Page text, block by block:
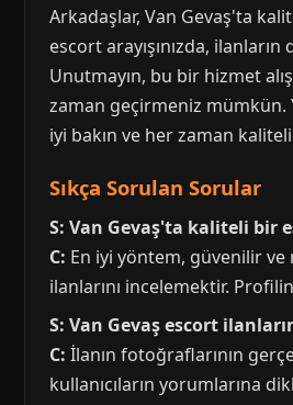
Arkadaşlar, Van Gevaş'ta
escort arayışınızda,
Unutmayın, bu bir hizmet
zaman geçirmeniz mümkün.
iyi bakın ve her zaman
Sıkça Sorulan Sorular
S: Van Gevaş'ta kaliteli bir
C: En iyi yöntem, güvenilir
ilanlarını incelemektir.
S: Van Gevaş escort
C: İlanın fotoğraflarının
kullanıcıların yorumlarına